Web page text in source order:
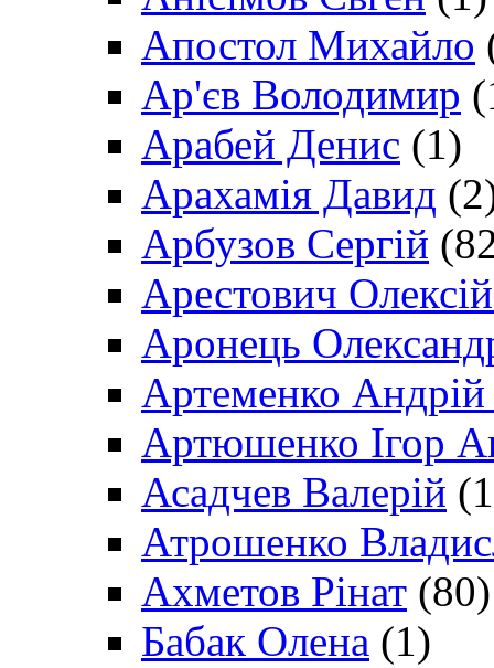
Апостол Михайло
Ар'єв Володимир
Арабей Денис (1)
Арахамія Давид
Арбузов Сергій
Арестович
Аронець
Артеменко Андрій
Артюшенко Ігор
Асадчев Валерій
Атрошенко
Ахметов Рінат (80)
Бабак Олена (1)